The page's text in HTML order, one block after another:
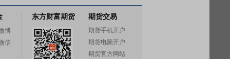
博
信
东方财富期货 期货交易
期货手机开户
期货电脑开户
期货官方网站